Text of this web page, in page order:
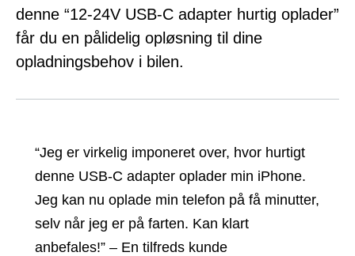
denne “12-24V USB-C adapter hurtig oplader”
får du en pålidelig opløsning til dine
opladningsbehov i bilen.
“Jeg er virkelig imponeret over, hvor hurtigt
denne USB-C adapter oplader min iPhone.
Jeg kan nu oplade min telefon på få minutter,
selv når jeg er på farten. Kan klart
anbefales!” – En tilfreds kunde